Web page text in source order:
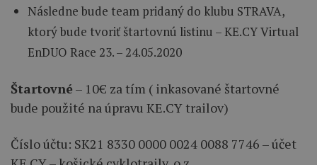
Následne bude team pridaný do klubu STRAVA,
ktorý bude tvoriť štartovnú listinu – KE.CY Virtual
EnDUO Race 23. – 24.05.2020
Štartovné – 10€ za tím ( inkasované štartovné
bude použité na úpravu KE.CY trailov)
Číslo účtu: SK21 8330 0000 0024 0088 7746 – účet